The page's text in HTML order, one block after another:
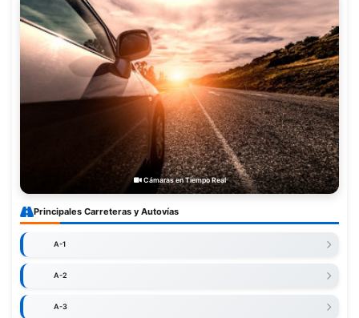
Cámaras en Tiempo Real
Principales Carreteras y Autovías
A-1
A-2
A-3